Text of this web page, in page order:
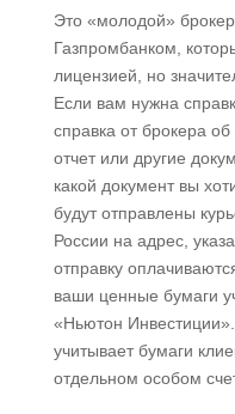
Это «молодой»
Газпромбанком,
лицензией, но
Если вам нужна
справка от брокера
отчет или другие
какой документ вы
будут отправлены
России на адрес,
отправку
ваши ценные бумаги
«Ньютон
учитывает бумаги
отдельном особом